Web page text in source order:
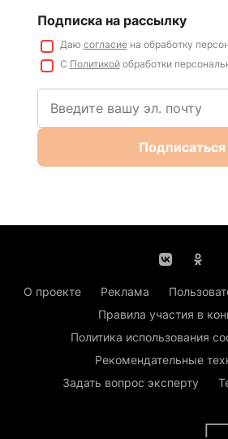
Подписка на рассылку
Даю согласиена обработку
С Политикойобработки
Подписаться
О проекте Реклама
Правила участия в
Политика использования
Рекомендательные
Задать вопрос эксперту